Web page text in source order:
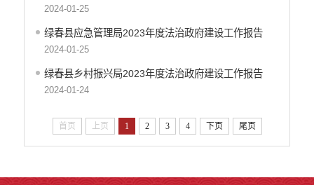
2024-01-25
绿春县应急管理局2023年度法治政府建设工作报告
2024-01-25
绿春县乡村振兴局2023年度法治政府建设工作报告
2024-01-24
首页 上页 1 2 3 4 下页 尾页